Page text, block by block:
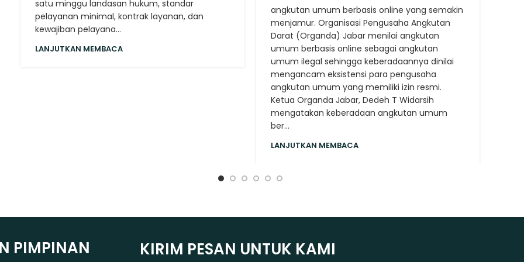
satu minggu landasan hukum, standar
pelayanan minimal, kontrak layanan, dan
kewajiban pelayana...
LANJUTKAN MEMBACA
angkutan umum berbasis online yang semakin
menjamur. Organisasi Pengusaha Angkutan
Darat (Organda) Jabar menilai angkutan
umum berbasis online sebagai angkutan
umum ilegal sehingga keberadaannya dinilai
mengancam eksistensi para pengusaha
angkutan umum yang memiliki izin resmi.
Ketua Organda Jabar, Dedeh T Widarsih
mengatakan keberadaan angkutan umum
ber...
LANJUTKAN MEMBACA
PIMPINAN
KIRIM PESAN UNTUK KAMI